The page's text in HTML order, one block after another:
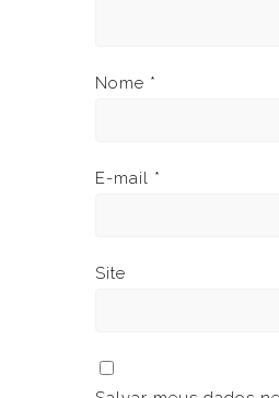
Nome *
E-mail *
Site